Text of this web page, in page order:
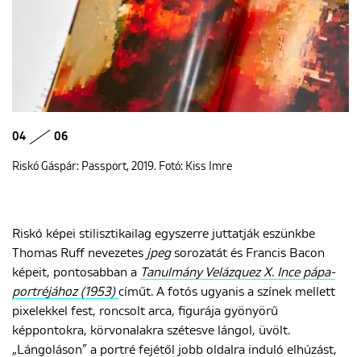
04 06
Riskó Gáspár: Passport, 2019. Fotó: Kiss Imre
Riskó képei stilisztikailag egyszerre juttatják eszünkbe
Thomas Ruff nevezetes jpegsorozatát és Francis Bacon
képeit, pontosabban a Tanulmány Velázquez X. Ince pápa-
portréjához (1953)címűt. A fotós ugyanis a színek mellett
pixelekkel fest, roncsolt arca, figurája gyönyörű
képpontokra, körvonalakra szétesve lángol, üvölt.
„Lángoláson” a portré fejétől jobb oldalra induló elhúzást,